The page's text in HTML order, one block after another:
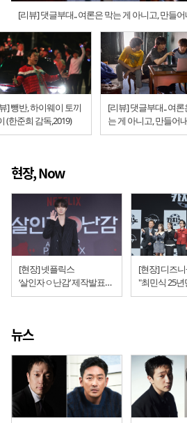
[리뷰] 댓글부대.. 여론은 막는 게 아니고, 만들
] 뺑반, 하이웨이 토끼
(한준희 감독,2019)
[리뷰] 댓글부대.. 여론
는 게 아니고, 만들어
거야~ (안국진 감독,
현장, Now
[현장] 넷플릭스
‘살인자ㅇ난감’ 제작발표회
“어떻게 읽을 것인가?
[현장] 디즈
"최민식 25
손석구의 신
뉴스